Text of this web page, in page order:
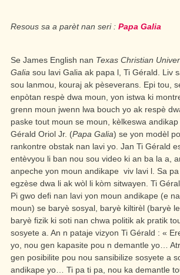
Resous sa a parèt nan seri : Papa Galia
Se James English nan Texas Christian
Galia sou lavi Galia ak papa l, Ti Gérald. Liv
sou lanmou, kouraj ak pèseverans. Epi tou,
enpòtan respè dwa moun, yon istwa ki
grenn moun jwenn lwa bouch yo ak respè
paske tout moun se moun, kèlkeswa andikap
Gérald Oriol Jr. (Papa Galia) se yon modèl
rankontre obstak nan lavi yo. Jan Ti Gérald
entèvyou li ban nou sou video ki an ba la a,
anpeche yon moun andikape viv lavi l. Sa
egzèse dwa li ak wòl li kòm sitwayen. Ti
Pi gwo defi nan lavi yon moun andikape (e
moun) se baryè sosyal, baryè kiltirèl (baryè
baryè fizik ki soti nan chwa politik ak pratik
sosyete a. An n pataje vizyon Ti Gérald : «
yo, nou gen kapasite pou n demantle yo…
gen posibilite pou nou sansibilize sosyete a
andikape yo… Ti pa ti pa, nou ka demantle